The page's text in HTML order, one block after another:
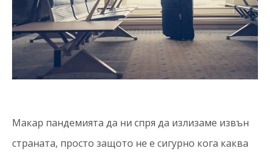
Макар пандемията да ни спря да излизаме извън
страната, просто защото не е сигурно кога каква